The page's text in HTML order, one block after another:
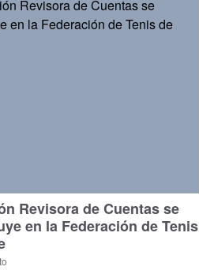
Revisora de Cuentas se
en la Federación de Tenis